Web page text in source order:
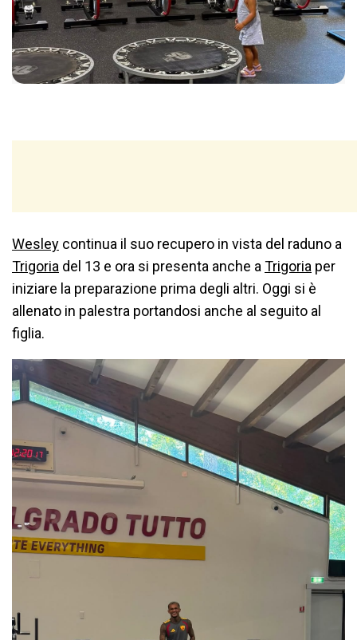
Wesley continua il suo recupero in vista del raduno a
Trigoria del 13 e ora si presenta anche a Trigoria per
iniziare la preparazione prima degli altri. Oggi si è
allenato in palestra portandosi anche al seguito al
figlia.